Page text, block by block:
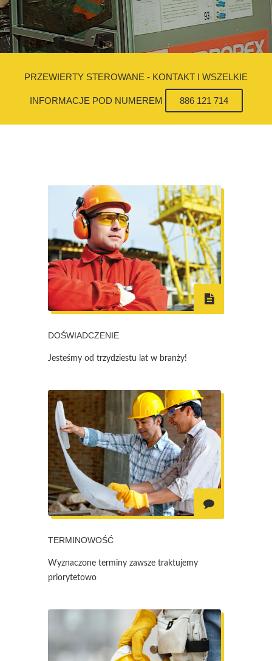
PRZEWIERTY STEROWANE - KONTAKT I WSZELKIE
INFORMACJE POD NUMEREM 886 121 714
DOŚWIADCZENIE
Jesteśmy od trzydziestu lat w branży!
TERMINOWOŚĆ
Wyznaczone terminy zawsze traktujemy
priorytetowo